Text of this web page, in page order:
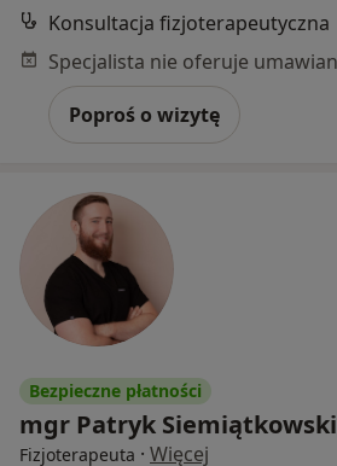
Konsultacja fizjoterapeutyczna
Poproś o wizytę
Bezpieczne płatności
mgr Patryk Siemiątkowski
Fizjoterapeuta · Więcej